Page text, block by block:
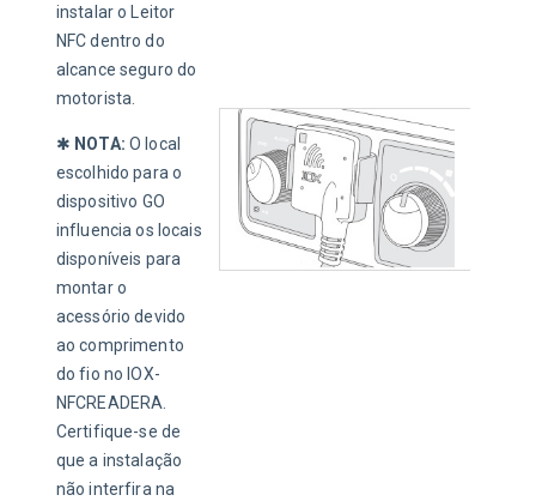
instalar o Leitor
NFC dentro do
alcance seguro do
motorista.
✱ NOTA: O local
escolhido para o
dispositivo GO
influencia os locais
disponíveis para
montar o
acessório devido
ao comprimento
do fio no IOX-
NFCREADERA.
Certifique-se de
que a instalação
não interfira na